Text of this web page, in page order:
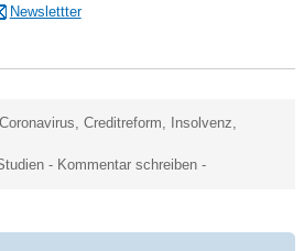
Newslettter
Coronavirus,Creditreform, Insolvenz,
- Kommentar schreiben -